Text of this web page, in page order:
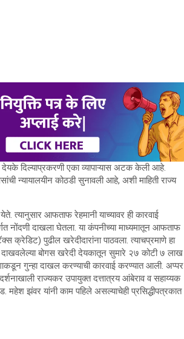
दिल्याप्रकरणी एका व्यापाऱ्यास अटक केली आहे.
न्यायालयीन कोठडी सुनावली आहे, अशी माहिती राज्य
येते. त्यानुसार आफताफ रेहमानी याच्यावर ही कारवाई
नोंदणी दाखला घेतला. या कंपनीच्या माध्यमातून आफताफ
पुढील खरेदीदारांना पाठवला. त्याचप्रमाणे हा
दाखवलेल्या बोगस खरेदी देयकातून सुमारे २७ कोटी ७ लाख
गुन्हा दाखल करण्याची कारवाई करण्यात आली. अप्पर
राज्यकर उपायुक्त दत्तात्रय आंबेराव व सहाय्यक
झंवर यांनी काम पहिले असल्याचेही प्रसिद्धीपत्रकात